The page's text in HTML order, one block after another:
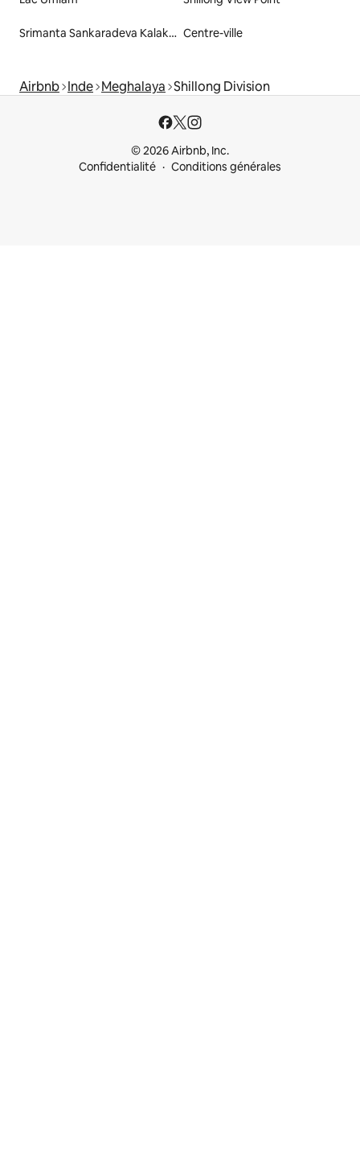
Srimanta Sankaradeva Kalakshetra Centre-ville
Airbnb Inde Meghalaya Shillong Division
© 2026 Airbnb, Inc.
Confidentialité
Conditions générales